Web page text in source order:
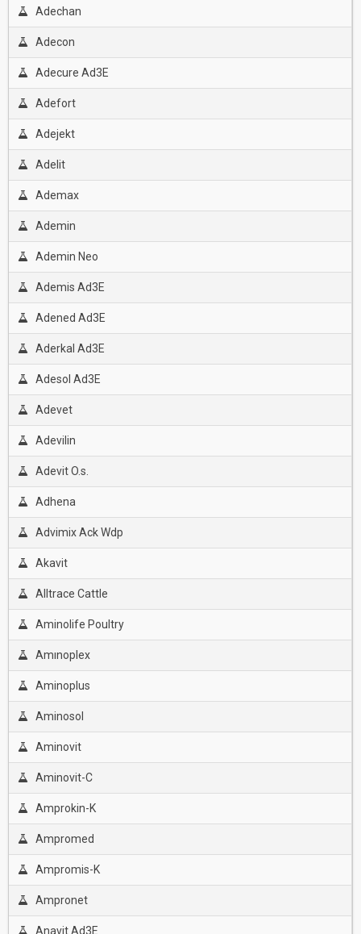
Adechan
Adecon
Adecure Ad3E
Adefort
Adejekt
Adelit
Ademax
Ademin
Ademin Neo
Ademis Ad3E
Adened Ad3E
Aderkal Ad3E
Adesol Ad3E
Adevet
Adevilin
Adevit O.s.
Adhena
Advimix Ack Wdp
Akavit
Alltrace Cattle
Aminolife Poultry
Amınoplex
Aminoplus
Aminosol
Aminovit
Aminovit-C
Amprokin-K
Ampromed
Ampromis-K
Ampronet
Anavit Ad3E